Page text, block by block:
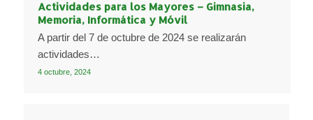
Actividades para los Mayores – Gimnasia,
Memoria, Informática y Móvil
A partir del 7 de octubre de 2024 se realizarán
actividades…
4 octubre, 2024